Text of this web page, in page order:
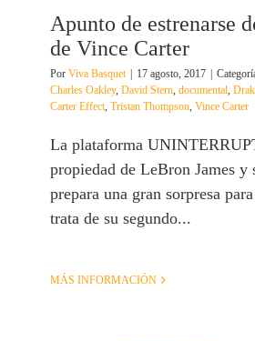
Apunto de estrenarse
de Vince Carter
Por Viva Basquet 17 agosto, 2017
Charles Oakley, David Stern, documental,
Carter Effect, Tristan Thompson, Vince Carter
La plataforma
propiedad de LeBron James y
prepara una gran sorpresa
trata de su segundo...
MÁS INFORMACIÓN